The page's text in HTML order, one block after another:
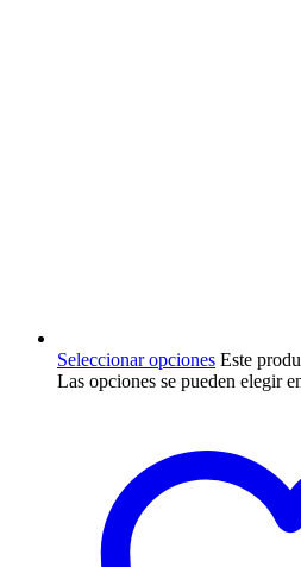
Seleccionar opciones Este
Las opciones se pueden elegir